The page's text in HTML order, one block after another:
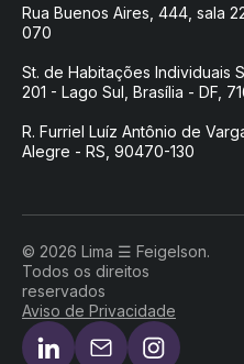
Rua Buenos Aires, 444, sala
070
St. de Habitações Individuais
201 - Lago Sul, Brasília - DF,
R. Furriel Luíz Antônio de
Alegre - RS, 90470-130
© 2026 Lima ☰ Feigelson.
Todos os direitos
reservados
Aviso de Privacidade